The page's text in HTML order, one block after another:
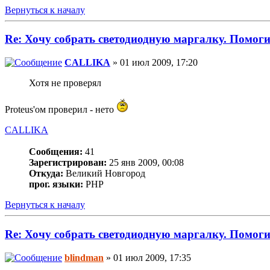
Вернуться к началу
Re: Хочу собрать светодиодную маргалку.
CALLIKA » 01 июл 2009, 17:20
Хотя не проверял
Proteus'ом проверил - нето
CALLIKA
Сообщения: 41
Зарегистрирован: 25 янв 2009, 00:08
Откуда: Великий Новгород
прог. языки: PHP
Вернуться к началу
Re: Хочу собрать светодиодную маргалку.
blindman » 01 июл 2009, 17:35